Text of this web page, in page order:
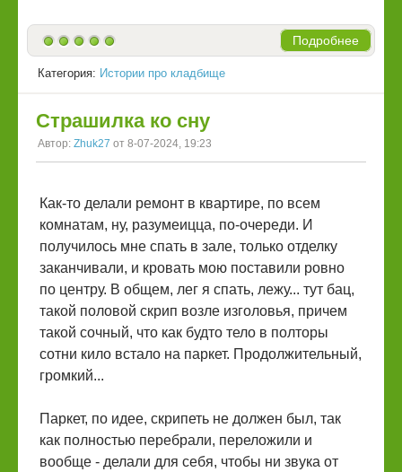
Подробнее
Категория: Истории про кладбище
Страшилка ко сну
Автор: Zhuk27 от 8-07-2024, 19:23
Как-то делали ремонт в квартире, по всем
комнатам, ну, разумеицца, по-очереди. И
получилось мне спать в зале, только отделку
заканчивали, и кровать мою поставили ровно
по центру. В общем, лег я спать, лежу... тут бац,
такой половой скрип возле изголовья, причем
такой сочный, что как будто тело в полторы
сотни кило встало на паркет. Продолжительный,
громкий...
Паркет, по идее, скрипеть не должен был, так
как полностью перебрали, переложили и
вообще - делали для себя, чтобы ни звука от